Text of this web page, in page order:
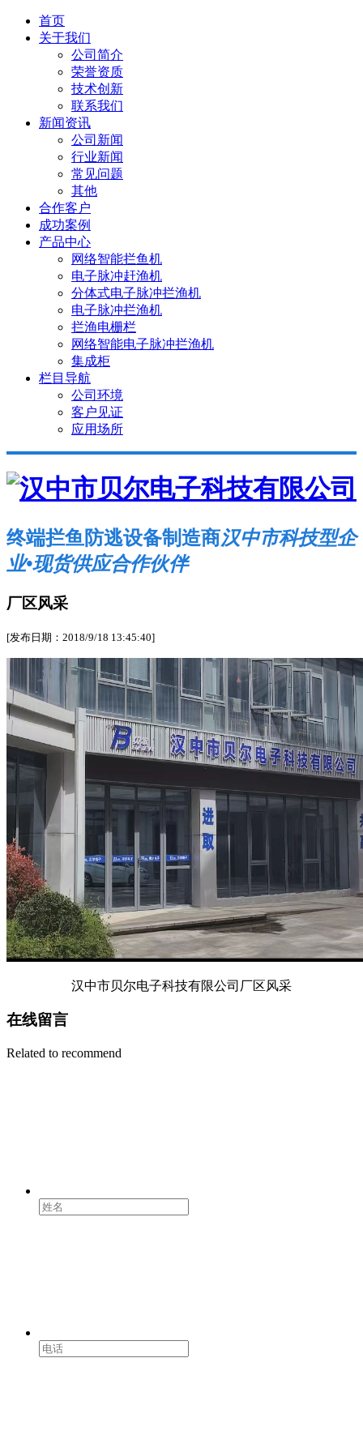
首页
关于我们
公司简介
荣誉资质
技术创新
联系我们
新闻资讯
公司新闻
行业新闻
常见问题
其他
合作客户
成功案例
产品中心
网络智能拦鱼机
电子脉冲赶渔机
分体式电子脉冲拦渔机
电子脉冲拦渔机
拦渔电栅栏
网络智能电子脉冲拦渔机
集成柜
栏目导航
公司环境
客户见证
应用场所
终端拦鱼防逃设备制造商汉中市科技型企
业•现货供应合作伙伴
厂区风采
[发布日期：2018/9/18 13:45:40]
汉中市贝尔电子科技有限公司厂区风采
在线留言
Related to recommend